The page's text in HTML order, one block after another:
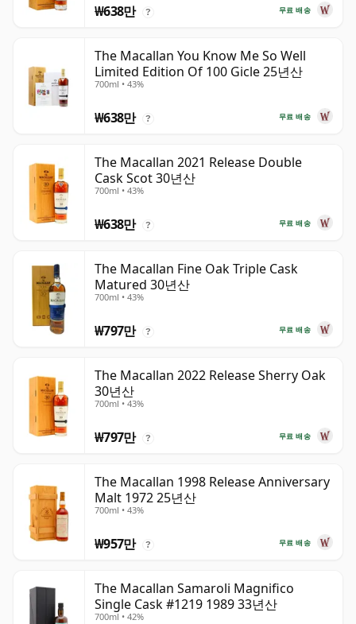
무료 배송
₩638만 ?
The Macallan You Know Me So Well
Limited Edition Of 100 Gicle 25년산
700ml • 43%
무료 배송
₩638만 ?
The Macallan 2021 Release Double
Cask Scot 30년산
700ml • 43%
무료 배송
₩638만 ?
The Macallan Fine Oak Triple Cask
Matured 30년산
700ml • 43%
무료 배송
₩797만 ?
The Macallan 2022 Release Sherry Oak
30년산
700ml • 43%
무료 배송
₩797만 ?
The Macallan 1998 Release Anniversary
Malt 1972 25년산
700ml • 43%
무료 배송
₩957만 ?
The Macallan Samaroli Magnifico
Single Cask #1219 1989 33년산
700ml • 42%